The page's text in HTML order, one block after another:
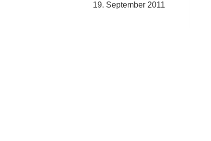
19. September 2011